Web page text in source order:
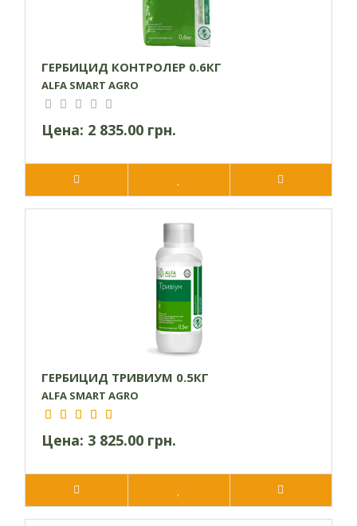
ГЕРБИЦИД КОНТРОЛЕР 0.6КГ
ALFA SMART AGRO
Цена: 2 835.00 грн.
ГЕРБИЦИД ТРИВИУМ 0.5КГ
ALFA SMART AGRO
Цена: 3 825.00 грн.